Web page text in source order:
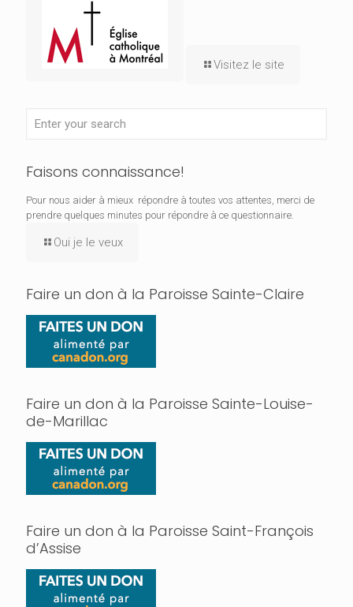
Visitez le site
Faisons connaissance!
Pour nous aider à mieux répondre à toutes vos attentes, merci de
prendre quelques minutes pour répondre à ce questionnaire.
Oui je le veux
Faire un don à la Paroisse Sainte-Claire
Faire un don à la Paroisse Sainte-Louise-
de-Marillac
Faire un don à la Paroisse Saint-François
d’Assise